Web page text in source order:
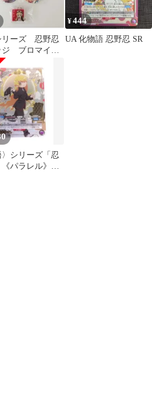
リーズ 忍野忍
ジ ブロマイ
リルキーホル
イソー
¥444
UA 化物語 忍野忍 SR
〉シリーズ「忍
パラレル》